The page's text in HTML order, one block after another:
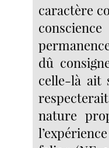
caractère
dû
celle-là ait
nature